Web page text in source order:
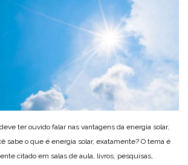
ter ouvido falar nas vantagens da energia solar,
sabe o que é energia solar, exatamente? O tema é
citado em salas de aula, livros, pesquisas,